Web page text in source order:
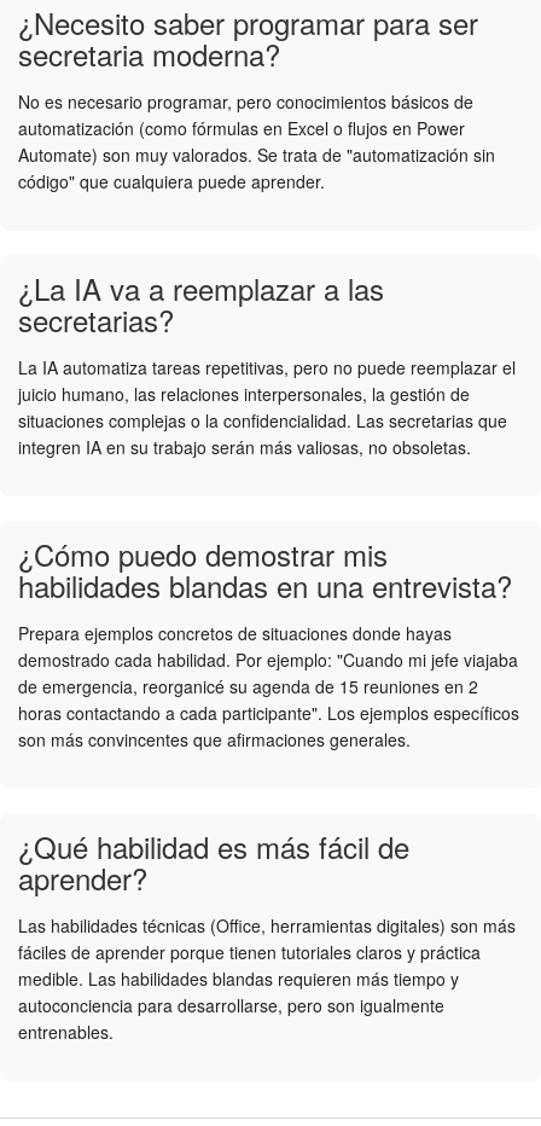
¿Necesito saber programar para ser
secretaria moderna?
No es necesario programar, pero conocimientos básicos de
automatización (como fórmulas en Excel o flujos en Power
Automate) son muy valorados. Se trata de "automatización sin
código" que cualquiera puede aprender.
¿La IA va a reemplazar a las
secretarias?
La IA automatiza tareas repetitivas, pero no puede reemplazar el
juicio humano, las relaciones interpersonales, la gestión de
situaciones complejas o la confidencialidad. Las secretarias que
integren IA en su trabajo serán más valiosas, no obsoletas.
¿Cómo puedo demostrar mis
habilidades blandas en una entrevista?
Prepara ejemplos concretos de situaciones donde hayas
demostrado cada habilidad. Por ejemplo: "Cuando mi jefe viajaba
de emergencia, reorganicé su agenda de 15 reuniones en 2
horas contactando a cada participante". Los ejemplos específicos
son más convincentes que afirmaciones generales.
¿Qué habilidad es más fácil de
aprender?
Las habilidades técnicas (Office, herramientas digitales) son más
fáciles de aprender porque tienen tutoriales claros y práctica
medible. Las habilidades blandas requieren más tiempo y
autoconciencia para desarrollarse, pero son igualmente
entrenables.